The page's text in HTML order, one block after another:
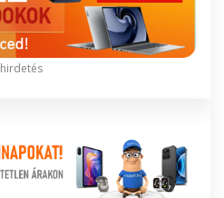
hirdetés